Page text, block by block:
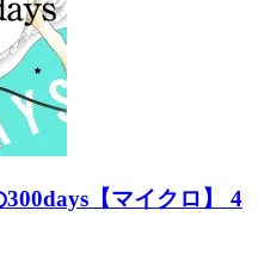
【マイクロ】 4